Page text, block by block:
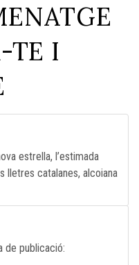
TE I
estrella, l’estimada
lletres catalanes, alcoiana
de publicació: